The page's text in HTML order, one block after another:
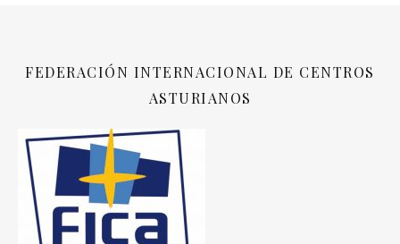
FEDERACIÓN INTERNACIONAL DE CENTROS
ASTURIANOS